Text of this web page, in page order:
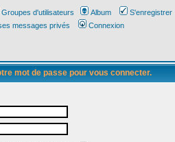
Groupes d'utilisateurs Album
S'enregistrer
messages privés Connexion
mot de passe pour vous connecter.